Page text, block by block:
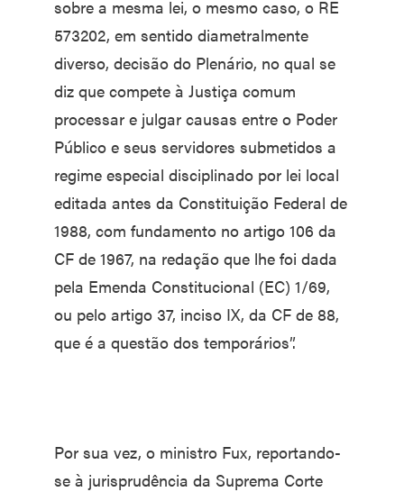
sobre a mesma lei, o mesmo caso, o RE
573202, em sentido diametralmente
diverso, decisão do Plenário, no qual se
diz que compete à Justiça comum
processar e julgar causas entre o Poder
Público e seus servidores submetidos a
regime especial disciplinado por lei local
editada antes da Constituição Federal de
1988, com fundamento no artigo 106 da
CF de 1967, na redação que lhe foi dada
pela Emenda Constitucional (EC) 1/69,
ou pelo artigo 37, inciso IX, da CF de 88,
que é a questão dos temporários”.
Por sua vez, o ministro Fux, reportando-
se à jurisprudência da Suprema Corte